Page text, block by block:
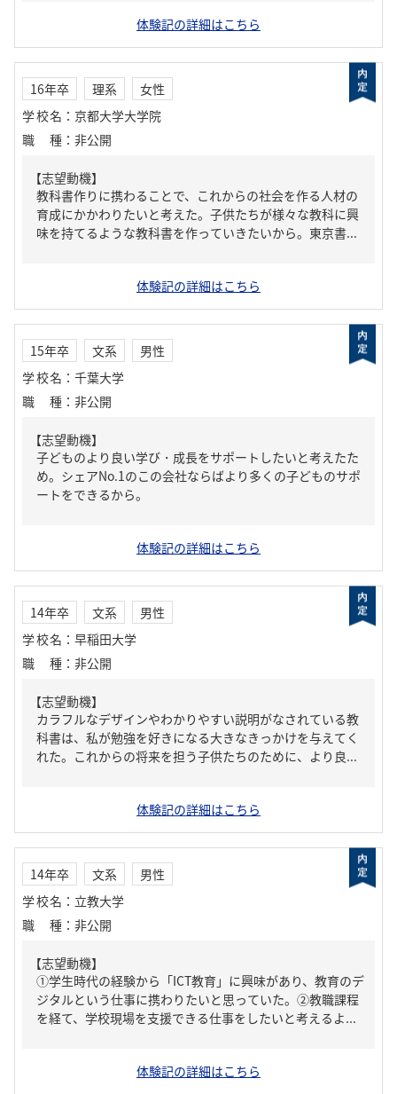
体験記の詳細はこちら
16年卒 理系
女性
学校名 ： 京都大学大学院
職種 ： 非公開
【志望動機】
教科書作りに携わることで、これからの社会を作る人材の
育成にかかわりたいと考えた。子供たちが様々な教科に興
味を持てるような教科書を作っていきたいから。東京書...
体験記の詳細はこちら
15年卒 文系
男性
学校名 ： 千葉大学
職種 ： 非公開
【志望動機】
子どものより良い学び・成長をサポートしたいと考えたた
め。シェアNo.1のこの会社ならばより多くの子どものサポ
ートをできるから。
体験記の詳細はこちら
14年卒 文系
男性
学校名 ： 早稲田大学
職種 ： 非公開
【志望動機】
カラフルなデザインやわかりやすい説明がなされている教
科書は、私が勉強を好きになる大きなきっかけを与えてく
れた。これからの将来を担う子供たちのために、より良...
体験記の詳細はこちら
14年卒 文系
男性
学校名 ： 立教大学
職種 ： 非公開
【志望動機】
①学生時代の経験から「ICT教育」に興味があり、教育のデ
ジタルという仕事に携わりたいと思っていた。②教職課程
を経て、学校現場を支援できる仕事をしたいと考えるよ...
体験記の詳細はこちら